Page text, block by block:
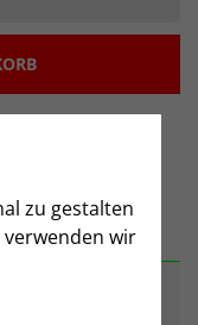
zu gestalten
wir